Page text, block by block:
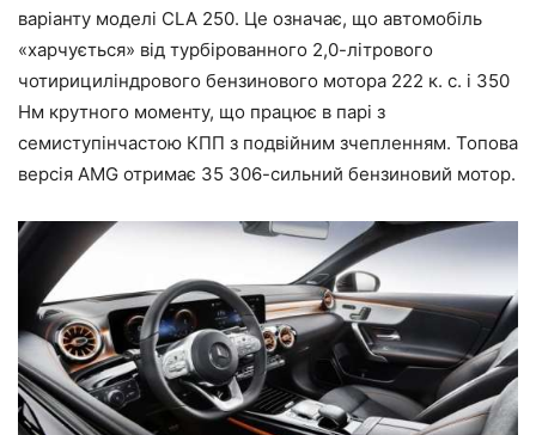
варіанту моделі CLA 250. Це означає, що автомобіль
«харчується» від турбірованного 2,0-літрового
чотирициліндрового бензинового мотора 222 к. с. і 350
Нм крутного моменту, що працює в парі з
семиступінчастою КПП з подвійним зчепленням. Топова
версія AMG отримає 35 306-сильний бензиновий мотор.